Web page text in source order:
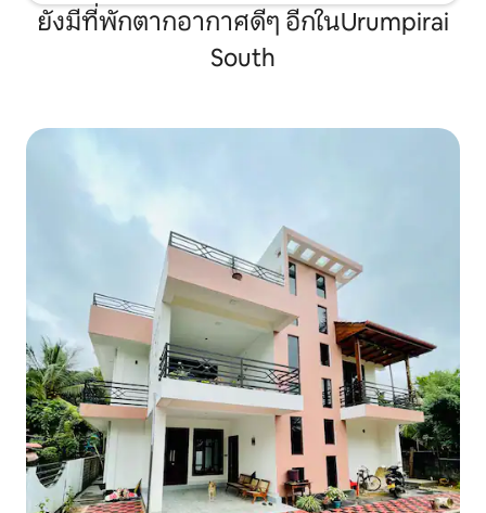
ยังมีที่พักตากอากาศดีๆ อีกในUrumpirai
South